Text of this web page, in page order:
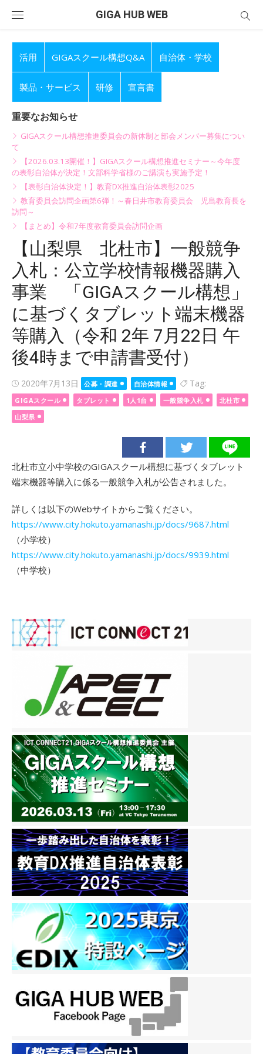
GIGA HUB WEB
活用 GIGAスクール構想Q&A 自治体・学校
製品・サービス 研修 宣言書
重要なお知らせ
GIGAスクール構想推進委員会の新体制と部会メンバー募集につい
て
【2026.03.13開催！】GIGAスクール構想推進セミナー～今年度
の表彰自治体が決定！文部科学省様のご講演も実施予定！
【表彰自治体決定！】教育DX推進自治体表彰2025
教育委員会訪問企画第6弾！～春日井市教育委員会 児島教育長を
訪問～
【まとめ】令和7年度教育委員会訪問企画
【山梨県 北杜市】一般競争
入札：公立学校情報機器購入
事業 「GIGAスクール構想」
に基づくタブレット端末機器
等購入（令和 2年 7月22日 午
後4時まで申請書受付）
Posted
on
2020年7月13日 公募・調達 自治体情報 Tag:
GIGAスクール タブレット 1人1台 一般競争入札
北杜市
山梨県
北杜市立小中学校のGIGAスクール構想に基づくタブレット
端末機器等購入に係る一般競争入札が公告されました。
詳しくは以下のWebサイトからご覧ください。
https://www.city.hokuto.yamanashi.jp/docs/9687.html
（小学校）
https://www.city.hokuto.yamanashi.jp/docs/9939.html
（中学校）